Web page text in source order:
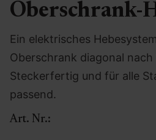
Oberschrank-
Ein elektrisches
Oberschrank diagonal nach
Steckerfertig und für alle
passend.
Art. Nr.: